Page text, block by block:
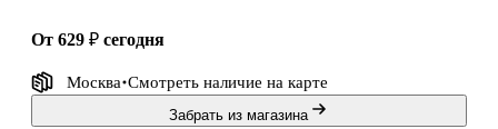
от 629 ₽ сегодня
Москва Смотреть наличие на карте
Забрать из магазина